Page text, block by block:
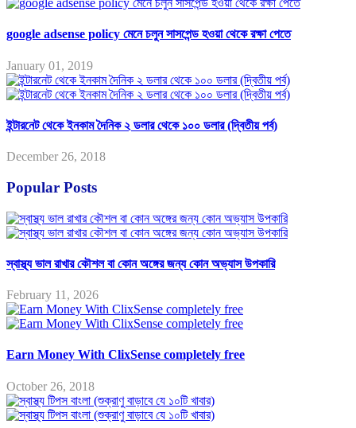
google adsense policy মেনে চলুন সাসপেন্ড হওয়া থেকে রক্ষা পেতে
January 01, 2019
ইন্টারনেট থেকে ইনকাম দৈনিক ২ ডলার থেকে ১০০ ডলার (দ্বিতীয় পর্ব)
December 26, 2018
Popular Posts
স্বাস্থ্য ভাল রাখার কৌশল বা কোন অঙ্গের জন্য কোন অভ্যাস উপকারি
February 11, 2026
Earn Money With ClixSense completely free
October 26, 2018